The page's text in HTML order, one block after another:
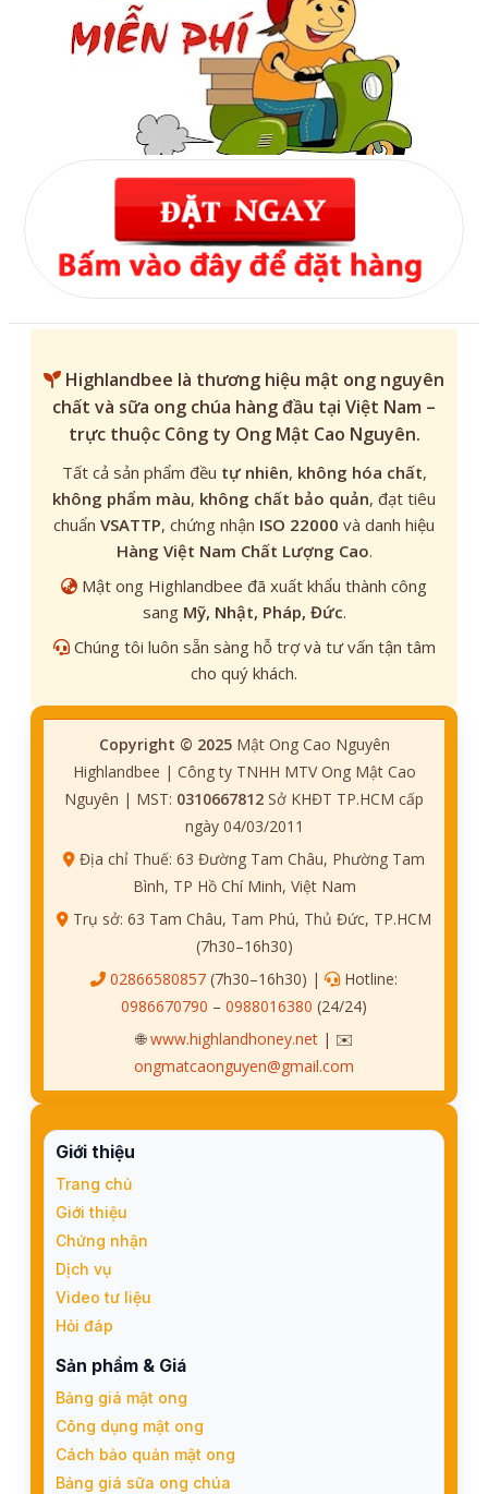
Highlandbee là thương hiệu mật ong nguyên
chất và sữa ong chúa hàng đầu tại Việt Nam –
trực thuộc Công ty Ong Mật Cao Nguyên.
Tất cả sản phẩm đều tự nhiên, không hóa chất,
không phẩm màu, không chất bảo quản, đạt tiêu
chuẩn VSATTP, chứng nhận ISO 22000 và danh hiệu
Hàng Việt Nam Chất Lượng Cao.
Mật ong Highlandbee đã xuất khẩu thành công
sang Mỹ, Nhật, Pháp, Đức.
Chúng tôi luôn sẵn sàng hỗ trợ và tư vấn tận tâm
cho quý khách.
Copyright © 2025Mật Ong Cao Nguyên
Highlandbee | Công ty TNHH MTV Ong Mật Cao
Nguyên | MST: 0310667812 Sở KHĐT TP.HCM cấp
ngày 04/03/2011
Địa chỉ Thuế: 63 Đường Tam Châu, Phường Tam
Bình, TP Hồ Chí Minh, Việt Nam
Trụ sở: 63 Tam Châu, Tam Phú, Thủ Đức, TP.HCM
(7h30–16h30)
02866580857 (7h30–16h30) |
Hotline:
0986670790 – 0988016380 (24/24)
🌐www.highlandhoney.net| ✉️
ongmatcaonguyen@gmail.com
Giới thiệu
Trang chủ
Giới thiệu
Chứng nhận
Dịch vụ
Video tư liệu
Hỏi đáp
Sản phẩm & Giá
Bảng giá mật ong
Công dụng mật ong
Cách bảo quản mật ong
Bảng giá sữa ong chúa